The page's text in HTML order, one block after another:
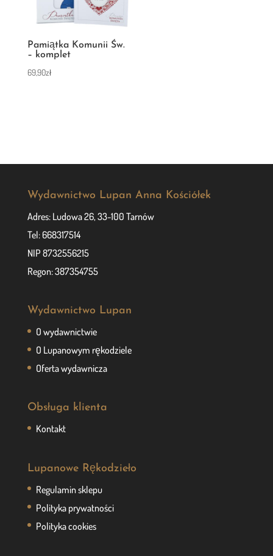
Pamiątka Komunii Św.
– komplet
69,90zł
Wydawnictwo Lupan Anna Kościółek
Adres: Ludowa 26, 33-100 Tarnów
Tel: 668317514
NIP 8732556215
Regon: 387354755
Wydawnictwo Lupan
O wydawnictwie
O Lupanowym rękodziele
Oferta wydawnicza
Obsługa klienta
Kontakt
Lupanowe Rękodzieło
Regulamin sklepu
Polityka prywatności
Polityka cookies